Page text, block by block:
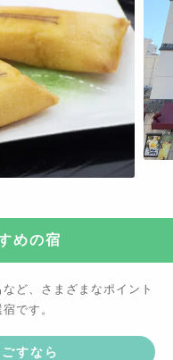
めの宿
ど、さまざまなポイント
です。
すなら